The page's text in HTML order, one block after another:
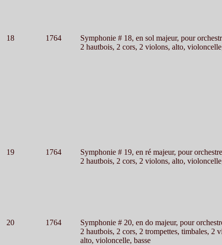
18 1764
Symphonie # 18, en sol majeur, pour
2 hautbois, 2 cors, 2 violons, alto,
19 1764
Symphonie # 19, en ré majeur, pour orchestre
2 hautbois, 2 cors, 2 violons, alto,
20 1764
Symphonie # 20, en do majeur, pour
2 hautbois, 2 cors, 2 trompettes, timbales, 2
alto, violoncelle, basse